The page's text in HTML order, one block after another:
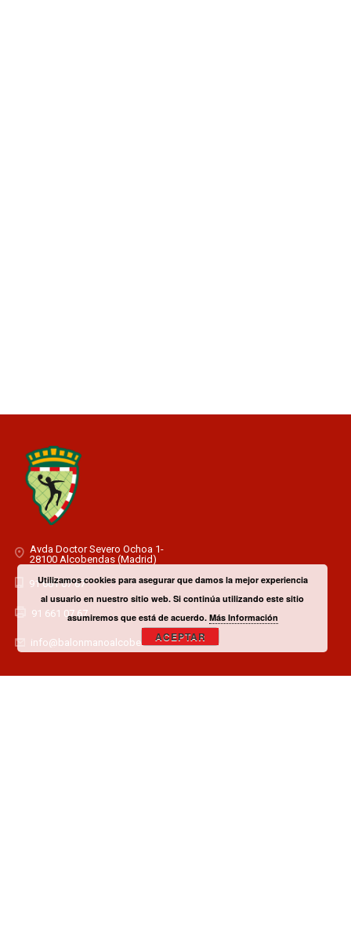
Avda Doctor Severo Ochoa 1-
28100 Alcobendas (Madrid)
91 661 07 67
91 661 07 67
info@balonmanoalcobendas.es
Utilizamos cookies para asegurar que damos la mejor experiencia
al usuario en nuestro sitio web. Si continúa utilizando este sitio
asumiremos que está de acuerdo. Más Información
ACEPTAR